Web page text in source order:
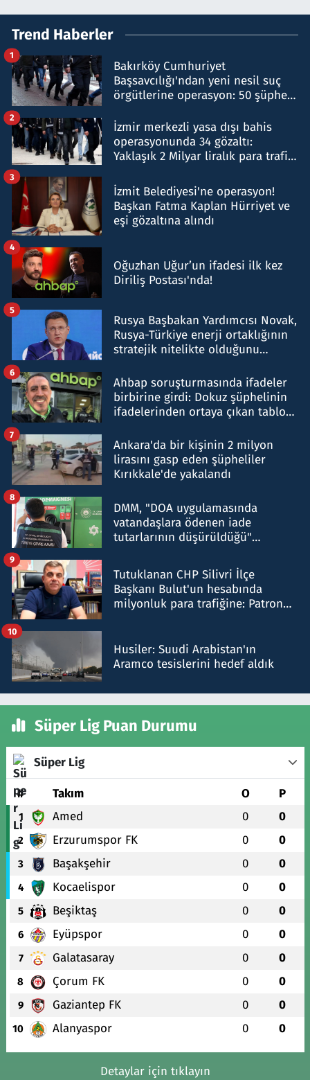
Trend Haberler
Bakırköy Cumhuriyet
Başsavcılığı'ndan yeni nesil suç
örgütlerine operasyon: 50 şüpheli
1
İzmir merkezli yasa dışı bahis
operasyonunda 34 gözaltı:
Yaklaşık 2 Milyar liralık para trafiği
2
İzmit Belediyesi'ne operasyon!
Başkan Fatma Kaplan Hürriyet ve
eşi gözaltına alındı
3
Oğuzhan Uğur’un ifadesi ilk kez
Diriliş Postası'nda!
4
Rusya Başbakan Yardımcısı Novak,
Rusya-Türkiye enerji ortaklığının
stratejik nitelikte olduğunu
5
Ahbap soruşturmasında ifadeler
birbirine girdi: Dokuz şüphelinin
ifadelerinden ortaya çıkan tablo
6
Ankara'da bir kişinin 2 milyon
lirasını gasp eden şüpheliler
Kırıkkale'de yakalandı
7
DMM, "DOA uygulamasında
vatandaşlara ödenen iade
tutarlarının düşürüldüğü"
8
Tutuklanan CHP Silivri İlçe
Başkanı Bulut'un hesabında
milyonluk para trafiğine: Patron
9
Husiler: Suudi Arabistan'ın
Aramco tesislerini hedef aldık
10
Süper Lig Puan Durumu
Süper Lig
# Takım O P
1 Amed 0 0
2 Erzurumspor FK 0 0
3 Başakşehir 0 0
4 Kocaelispor 0 0
5 Beşiktaş 0 0
6 Eyüpspor 0 0
7 Galatasaray 0 0
8 Çorum FK 0 0
9 Gaziantep FK 0 0
10 Alanyaspor 0 0
Detaylar için tıklayın